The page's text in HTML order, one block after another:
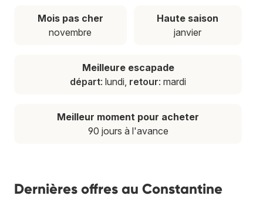
Mois pas cher
novembre
Haute saison
janvier
Meilleure escapade
départ: lundi, retour: mardi
Meilleur moment pour acheter
90 jours à l'avance
Dernières offres au Constantine